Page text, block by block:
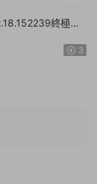
終極版|
3